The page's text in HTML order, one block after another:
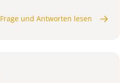
Frage und Antworten lesen